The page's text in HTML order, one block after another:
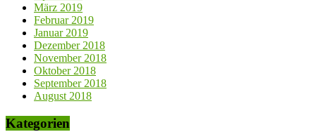
März 2019
Februar 2019
Januar 2019
Dezember 2018
November 2018
Oktober 2018
September 2018
August 2018
Kategorien